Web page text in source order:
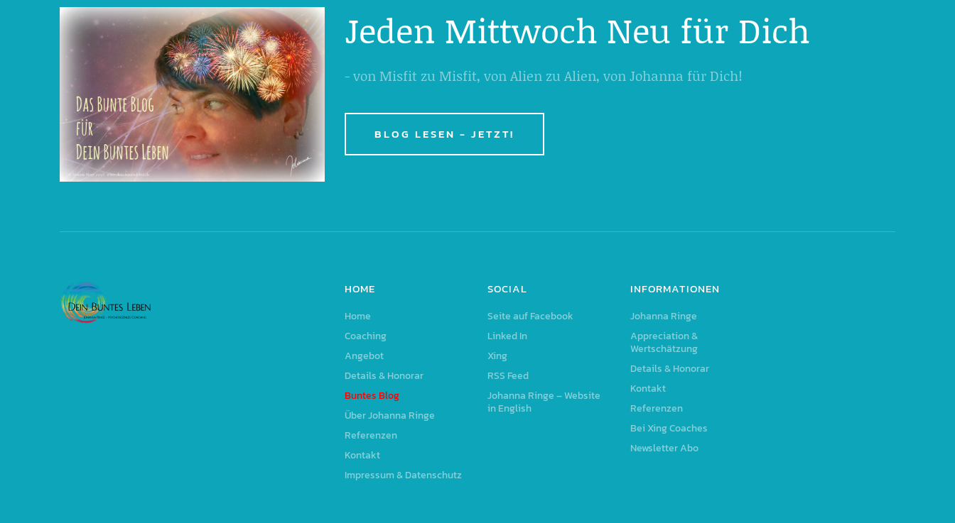
Jeden Mittwoch Neu für Dich
- von Misfit zu Misfit, von Alien zu Alien, von Johanna für Dich!
BLOG LESEN - JETZT!
HOME
Home
Coaching
Angebot
Details & Honorar
Buntes Blog
Über Johanna Ringe
Referenzen
Kontakt
Impressum & Datenschutz
SOCIAL
Seite auf Facebook
Linked In
Xing
RSS Feed
Johanna Ringe – Website
in English
INFORMATIONEN
Johanna Ringe
Appreciation &
Wertschätzung
Details & Honorar
Kontakt
Referenzen
Bei Xing Coaches
Newsletter Abo